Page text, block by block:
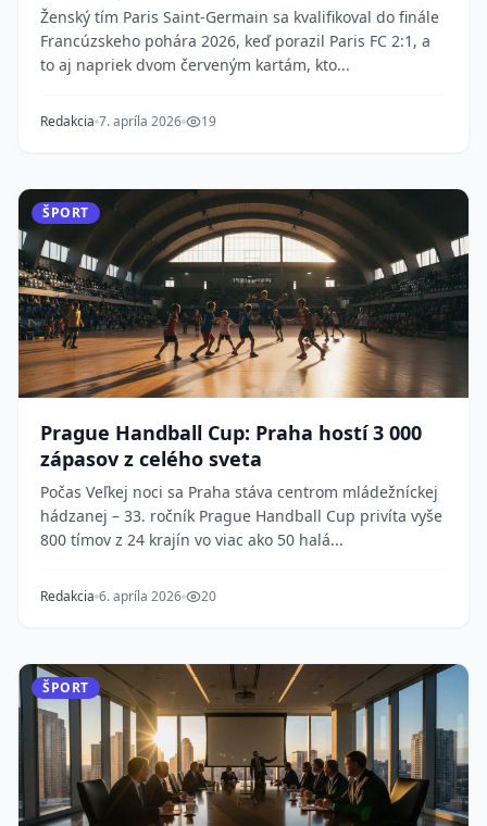
Ženský tím Paris Saint-Germain sa kvalifikoval do finále
Francúzskeho pohára 2026, keď porazil Paris FC 2:1, a
to aj napriek dvom červeným kartám, kto...
Redakcia 7. apríla 2026 19
ŠPORT
Prague Handball Cup: Praha hostí 3 000
zápasov z celého sveta
Počas Veľkej noci sa Praha stáva centrom mládežníckej
hádzanej – 33. ročník Prague Handball Cup privíta vyše
800 tímov z 24 krajín vo viac ako 50 halá...
Redakcia 6. apríla 2026 20
ŠPORT